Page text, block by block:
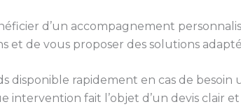
d’un accompagnement
et de vous proposer des solutions
disponible rapidement en cas de besoin
intervention fait l’objet d’un devis clair